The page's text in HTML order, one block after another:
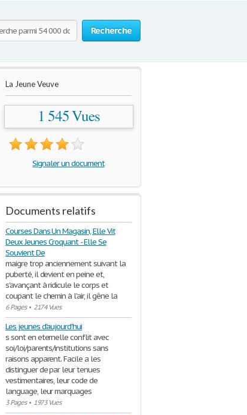
Recherche
La Jeune Veuve
1 545 Vues
Signaler un document
Documents relatifs
Courses Dans Un Magasin, Elle Vit
Deux Jeunes Croquant - Elle Se
Souvient De
maigre trop anciennement suivant la
puberté, il devient en peine et,
s'avançant à ridicule le corps et
coupant le chemin à l'air, il gêne la
6 Pages• 2174 Vues
Les jeunes d'aujourd'hui
s sont en eternelle conflit avec
soi/loi/parents/institutions sans
raisons apparent. Facile a les
distinguer de par leur tenues
vestimentaires, leur code de
language, leur marquages
3 Pages• 1973 Vues